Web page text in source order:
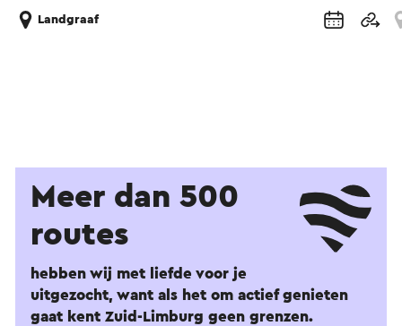
Landgraaf
Meer dan 500
routes
hebben wij met liefde voor je
uitgezocht, want als het om actief genieten
gaat kent Zuid-Limburg geen grenzen.